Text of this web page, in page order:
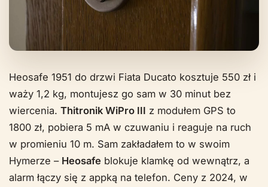
Heosafe 1951 do drzwi Fiata Ducato kosztuje 550 zł i
waży 1,2 kg, montujesz go sam w 30 minut bez
wiercenia. Thitronik WiPro III z modułem GPS to
1800 zł, pobiera 5 mA w czuwaniu i reaguje na ruch
w promieniu 10 m. Sam zakładałem to w swoim
Hymerze – Heosafe blokuje klamkę od wewnątrz, a
alarm łączy się z appką na telefon. Ceny z 2024, w